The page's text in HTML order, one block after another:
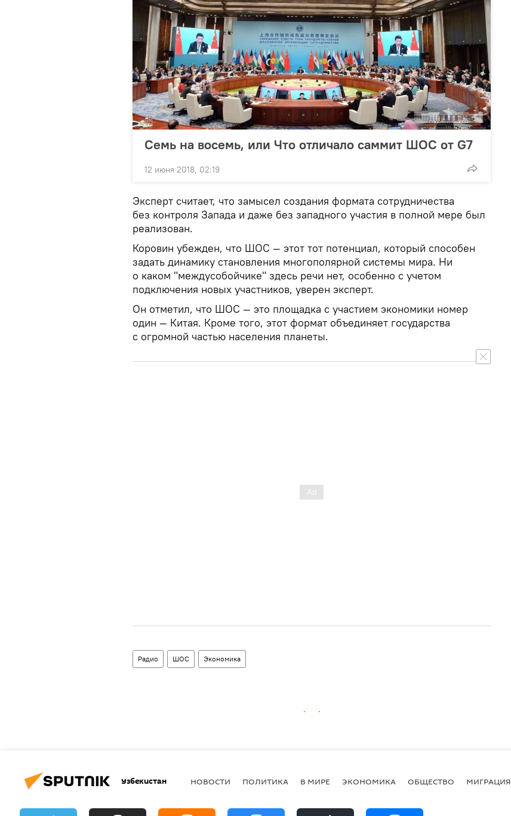
Семь на восемь, или Что отличало саммит ШОС от G7
12 июня 2018, 02:19
Эксперт считает, что замысел создания формата сотрудничества
без контроля Запада и даже без западного участия в полной мере был
реализован.
Коровин убежден, что ШОС — этот тот потенциал, который способен
задать динамику становления многополярной системы мира. Ни
о каком "междусобойчике" здесь речи нет, особенно с учетом
подключения новых участников, уверен эксперт.
Он отметил, что ШОС — это площадка с участием экономики номер
один — Китая. Кроме того, этот формат объединяет государства
с огромной частью населения планеты.
Радио ШОС Экономика
Узбекистан НОВОСТИ ПОЛИТИКА В МИРЕ ЭКОНОМИКА ОБЩЕСТВО МИГРАЦИЯ